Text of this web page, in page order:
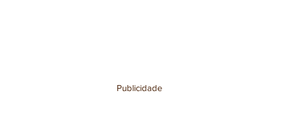
Publicidade